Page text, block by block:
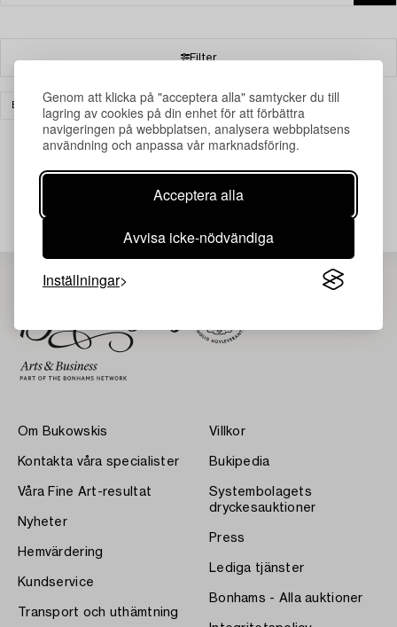
Genom att klicka på "acceptera alla" samtycker du till
lagring av cookies på din enhet för att förbättra
navigeringen på webbplatsen, analysera webbplatsens
användning och anpassa vår marknadsföring.
Acceptera alla
Avvisa icke-nödvändiga
Inställningar
Filter
BÖCKER & HANDSKRIFTER MATTOR RENSA ALLA
Din sökning gav ingen träff just nu.
Om Bukowskis
Kontakta våra specialister
Våra Fine Art-resultat
Nyheter
Hemvärdering
Kundservice
Transport och uthämtning
Villkor
Bukipedia
Systembolagets
dryckesauktioner
Press
Lediga tjänster
Bonhams - Alla auktioner